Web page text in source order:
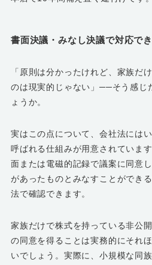
書面決議・みなし決議で対応で
「原則は分かったけれど、家族だ
のは現実的じゃない」──そう感じ
ょうか。
実はこの点について、会社法には
呼ばれる仕組みが用意されていま
面または電磁的記録で議案に同意
があったものとみなすことができ
法で確認できます。
家族だけで株式を持っている非公
の同意を得ることは実務的にそれ
いでしょう。実際に、小規模な同